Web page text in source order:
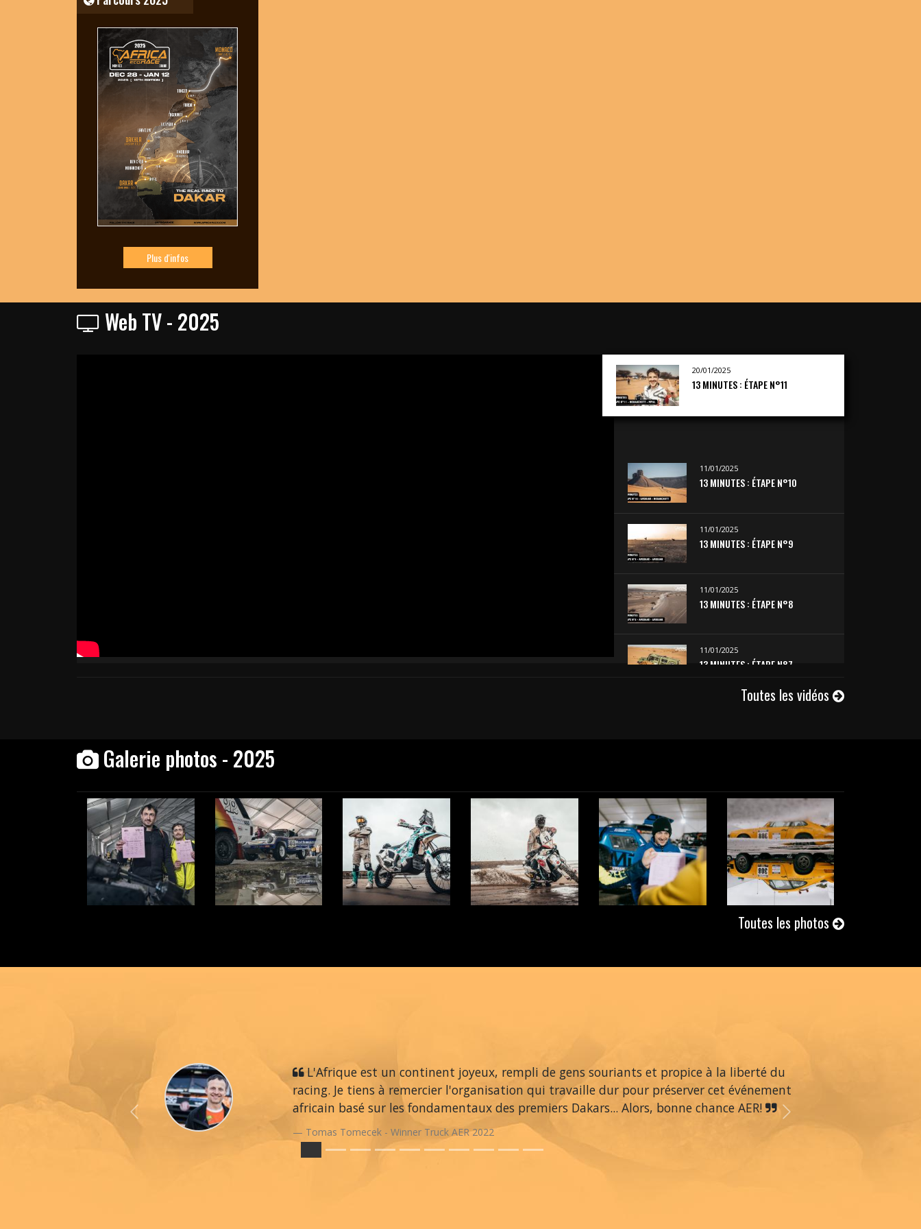
Plus d'infos
Web TV - 2025
20/01/2025
13 MINUTES : ÉTAPE N°11
11/01/2025
13 MINUTES : ÉTAPE N°10
11/01/2025
13 MINUTES : ÉTAPE N°9
11/01/2025
13 MINUTES : ÉTAPE N°8
11/01/2025
13 MINUTES : ÉTAPE N°7
Toutes les vidéos
Galerie photos - 2025
Toutes les photos
L'Afrique est un continent joyeux, rempli de gens souriants et propice à la liberté du
racing. Je tiens à remercier l'organisation qui travaille dur pour préserver cet événement
africain basé sur les fondamentaux des premiers Dakars... Alors, bonne chance AER!
Tomas Tomecek - Winner Truck AER 2022
Previous Next